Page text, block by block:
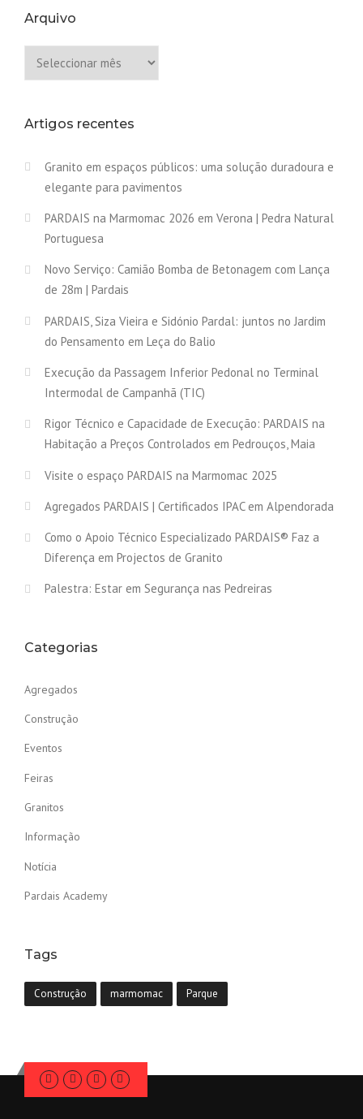
I
V
P
D
S
”
Arquivo
Artigos recentes
Granito em espaços públicos: uma solução duradoura e
elegante para pavimentos
PARDAIS na Marmomac 2026 em Verona | Pedra Natural
Portuguesa
Novo Serviço: Camião Bomba de Betonagem com Lança
de 28m | Pardais
PARDAIS, Siza Vieira e Sidónio Pardal: juntos no Jardim
do Pensamento em Leça do Balio
Execução da Passagem Inferior Pedonal no Terminal
Intermodal de Campanhã (TIC)
Rigor Técnico e Capacidade de Execução: PARDAIS na
Habitação a Preços Controlados em Pedrouços, Maia
Visite o espaço PARDAIS na Marmomac 2025
Agregados PARDAIS | Certificados IPAC em Alpendorada
Como o Apoio Técnico Especializado PARDAIS® Faz a
Diferença em Projectos de Granito
Palestra: Estar em Segurança nas Pedreiras
Categorias
Agregados
Construção
Eventos
Feiras
Granitos
Informação
Notícia
Pardais Academy
Tags
Construção marmomac Parque